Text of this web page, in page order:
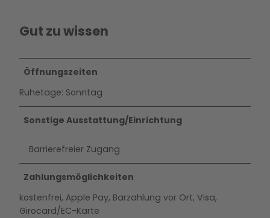
Gut zu wissen
Öffnungszeiten
Ruhetage: Sonntag
Sonstige Ausstattung/Einrichtung
Barrierefreier Zugang
Zahlungsmöglichkeiten
kostenfrei, Apple Pay, Barzahlung vor Ort, Visa,
Girocard/EC-Karte